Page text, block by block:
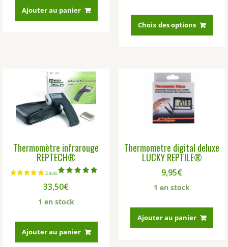
Ajouter au panier
Choix des options
Ce
a
Thermomètre infrarouge
REPTECH®
33,50€
1 en stock
Ajouter au panier
Thermometre digital deluxe
LUCKY REPTILE®
9,95€
1 en stock
Ajouter au panier